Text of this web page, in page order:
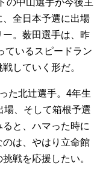
の中山選手が今後主
全日本予選に出場
ー。薮田選手は、昨
ているスピードラン
していく形だ。
た北辻選手。4年生
場、そして箱根予選
と、ハマった時に
は、やはり立命館
戦を応援したい。